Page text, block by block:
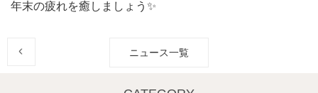
年末の疲れを癒しましょう✨
ニュース一覧